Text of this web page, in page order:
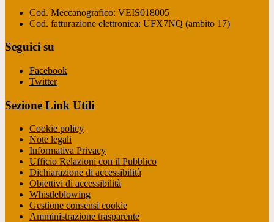
Cod. Meccanografico: VEIS018005
Cod. fatturazione elettronica: UFX7NQ (ambito 17)
Seguici su
Facebook
Twitter
Sezione Link Utili
Cookie policy
Note legali
Informativa Privacy
Ufficio Relazioni con il Pubblico
Dichiarazione di accessibilità
Obiettivi di accessibilità
Whistleblowing
Gestione consensi cookie
Amministrazione trasparente